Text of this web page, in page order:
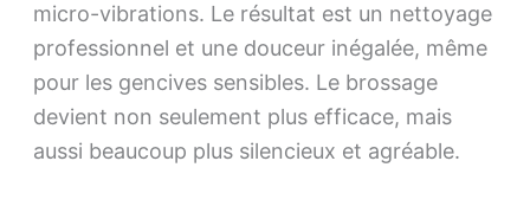
micro-vibrations. Le résultat est un nettoyage
professionnel et une douceur inégalée, même
pour les gencives sensibles. Le brossage
devient non seulement plus efficace, mais
aussi beaucoup plus silencieux et agréable.